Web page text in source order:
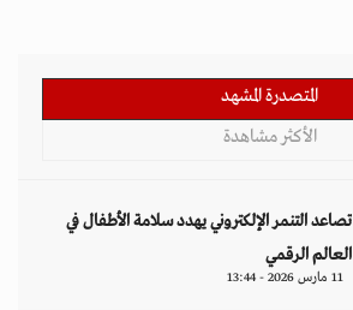
المتصدرة المشهد
الأكثر مشاهدة
تصاعد التنمر الإلكتروني يهدد سلامة الأطفال في
العالم الرقمي
11 مارس 2026 - 13:44